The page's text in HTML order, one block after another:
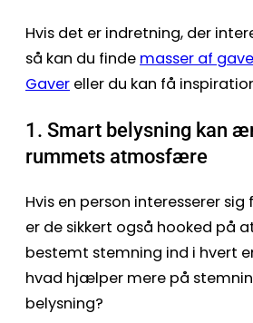
Hvis det er indretning, der
så kan du finde masser af
Gaver eller du kan få
1. Smart belysning kan
rummets atmosfære
Hvis en person interesserer
er de sikkert også hooked på
bestemt stemning ind i hvert
hvad hjælper mere på
belysning?